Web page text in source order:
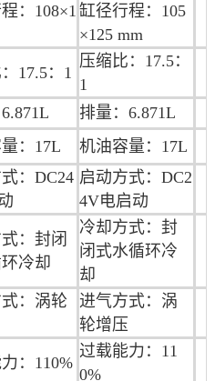
： 108×1 缸径行程： 105
×125mm
17.5：1
压缩比：17.5：
1
排量：6.871L
：17L 机油容量：17L
：DC24 启动方式：DC2
4V电启动
：封闭
冷却
冷却方式：封
闭式水循环冷
却
：涡轮
进气方式：涡
轮增压
：110%
过载能力：11
0%